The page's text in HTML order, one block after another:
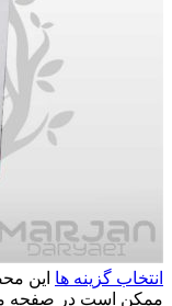
انتخاب گزینه ها این
ممکن است در صفحه